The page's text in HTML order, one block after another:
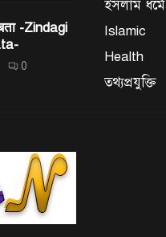
-Zindagi
0
ইসলাম ধর্মে
Islamic
Health
তথ্যপ্রযুক্তি